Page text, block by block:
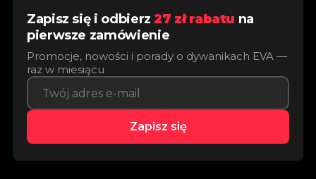
Zapisz się i odbierz27 zł rabatu na
pierwsze zamówienie
Promocje, nowości i porady o dywanikach EVA —
raz w miesiącu
Zapisz się